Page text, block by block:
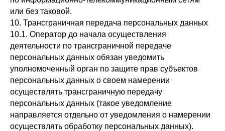
или без таковой.
10. Трансграничная передача персональных данных
10.1. Оператор до начала осуществления
деятельности по трансграничной передаче
персональных данных обязан уведомить
уполномоченный орган по защите прав субъектов
персональных данных о своем намерении
осуществлять трансграничную передачу
персональных данных (такое уведомление
направляется отдельно от уведомления о намерении
осуществлять обработку персональных данных).